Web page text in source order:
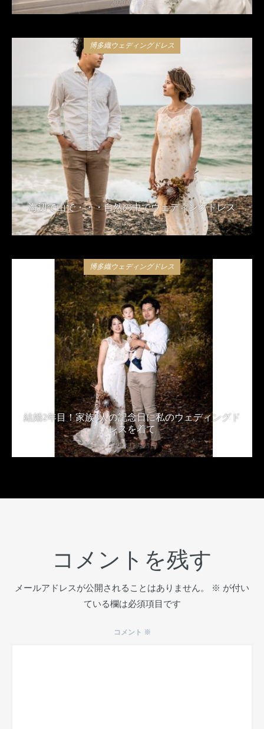
2020年5月8日
博多織ウェディングドレス
海辺で山で・・・自然の中でウェディングドレス
2020年2月13日
博多織ウェディングドレス
結婚2年目！家族3人の記念日に私のウェディングド
レスを着て
2019年11月23日
コメントを残す
メールアドレスが公開されることはありません。 ※ が付い
ている欄は必須項目です
コメント ※